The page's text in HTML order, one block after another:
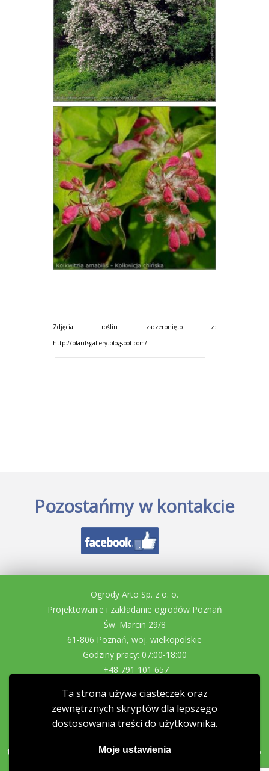
Ta strona używa ciasteczek oraz
zewnętrznych skryptów dla lepszego
dostosowania treści do użytkownika.
Moje ustawienia
Zdjęcia roślin zaczerpnięto z:
http://plantsgallery.blogspot.com/
Pozostańmy w kontakcie
Ogrody Arto Sp. z o. o.
Projektowanie i zakładanie ogrodów Poznań
Św. Marcin 29/8
61-806 Poznań, woj. wielkopolskie
Godziny pracy: 07:00-18:00
+48 791 101 657
NIP: 7831729718
REGON: 362193760
trawników
Systemy nawadniania Zakładanie ogrodów Lusówko